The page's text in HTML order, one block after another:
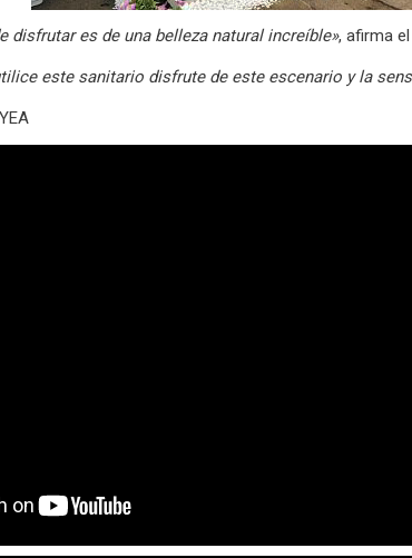
disfrutar es de una belleza natural increíble», afirma
este sanitario disfrute de este escenario y la